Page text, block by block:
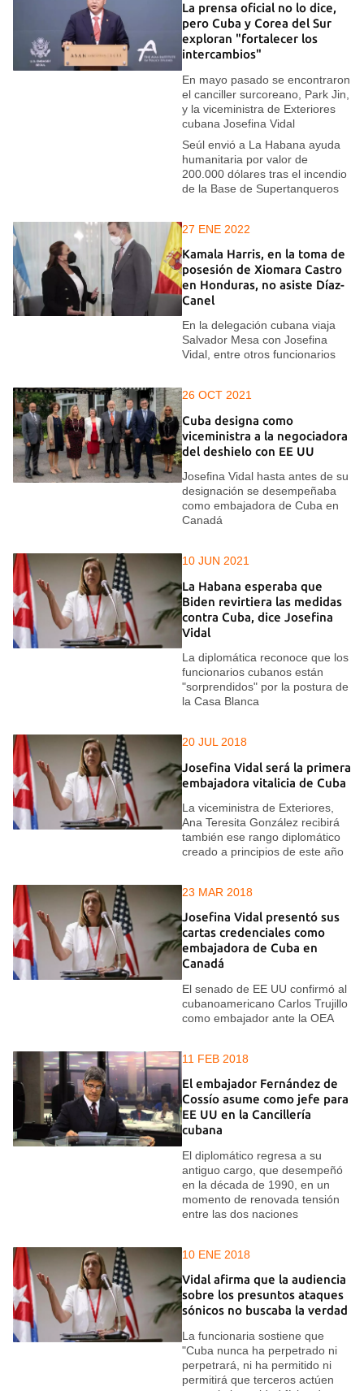
La prensa oficial no lo dice,
pero Cuba y Corea del Sur
exploran "fortalecer los
intercambios"
En mayo pasado se encontraron
el canciller surcoreano, Park Jin,
y la viceministra de Exteriores
cubana Josefina Vidal
Seúl envió a La Habana ayuda
humanitaria por valor de
200.000 dólares tras el incendio
de la Base de Supertanqueros
27 ENE 2022
Kamala Harris, en la toma de
posesión de Xiomara Castro
en Honduras, no asiste Díaz-
Canel
En la delegación cubana viaja
Salvador Mesa con Josefina
Vidal, entre otros funcionarios
26 OCT 2021
Cuba designa como
viceministra a la negociadora
del deshielo con EE UU
Josefina Vidal hasta antes de su
designación se desempeñaba
como embajadora de Cuba en
Canadá
10 JUN 2021
La Habana esperaba que
Biden revirtiera las medidas
contra Cuba, dice Josefina
Vidal
La diplomática reconoce que los
funcionarios cubanos están
"sorprendidos" por la postura de
la Casa Blanca
20 JUL 2018
Josefina Vidal será la primera
embajadora vitalicia de Cuba
La viceministra de Exteriores,
Ana Teresita González recibirá
también ese rango diplomático
creado a principios de este año
23 MAR 2018
Josefina Vidal presentó sus
cartas credenciales como
embajadora de Cuba en
Canadá
El senado de EE UU confirmó al
cubanoamericano Carlos Trujillo
como embajador ante la OEA
11 FEB 2018
El embajador Fernández de
Cossío asume como jefe para
EE UU en la Cancillería
cubana
El diplomático regresa a su
antiguo cargo, que desempeñó
en la década de 1990, en un
momento de renovada tensión
entre las dos naciones
10 ENE 2018
Vidal afirma que la audiencia
sobre los presuntos ataques
sónicos no buscaba la verdad
La funcionaria sostiene que
"Cuba nunca ha perpetrado ni
perpetrará, ni ha permitido ni
permitirá que terceros actúen